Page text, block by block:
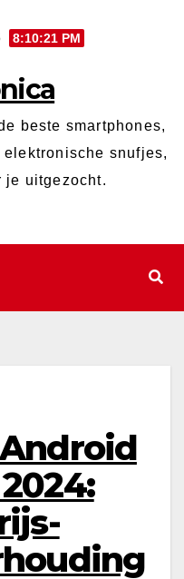
8:10:23 PM
beste smartphones,
elektronische snufjes,
je uitgezocht.